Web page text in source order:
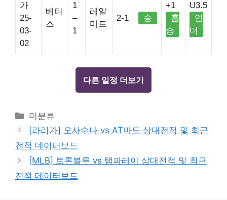
가
25-
03-
02
베티
스
1
–
1
레알
마드
2-1 승
+1
홈
승
U3.5
언
더
다른 일정 더보기
Categories
미분류
[라리가] 오사수나 vs AT마드 상대전적 및 최근
전적 데이터보드
[MLB] 토론블루 vs 탬파레이 상대전적 및 최근
전적 데이터보드